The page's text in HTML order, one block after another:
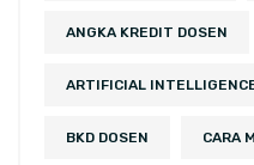
ANGKA KREDIT DOSEN
ARTIFICIAL
BKD DOSEN CARA